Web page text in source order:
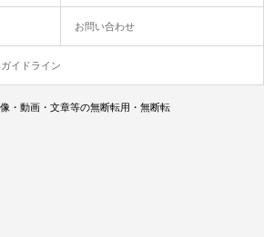
松村北斗 津田健次郎
事をしない
お問い合わせ
イドライン
・動画・文章等の無断転用・無断転